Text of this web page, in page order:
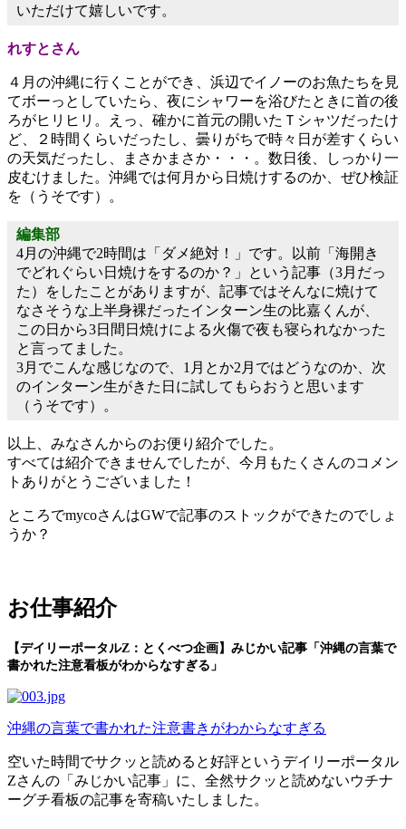
いただけて嬉しいです。
れすとさん
４月の沖縄に行くことができ、浜辺でイノーのお魚たちを見
てボーっとしていたら、夜にシャワーを浴びたときに首の後
ろがヒリヒリ。えっ、確かに首元の開いたＴシャツだったけ
ど、２時間くらいだったし、曇りがちで時々日が差すくらい
の天気だったし、まさかまさか・・・。数日後、しっかり一
皮むけました。沖縄では何月から日焼けするのか、ぜひ検証
を（うそです）。
編集部
4月の沖縄で2時間は「ダメ絶対！」です。以前「海開き
でどれぐらい日焼けをするのか？」という記事（3月だっ
た）をしたことがありますが、記事ではそんなに焼けて
なさそうな上半身裸だったインターン生の比嘉くんが、
この日から3日間日焼けによる火傷で夜も寝られなかった
と言ってました。
3月でこんな感じなので、1月とか2月ではどうなのか、次
のインターン生がきた日に試してもらおうと思います
（うそです）。
以上、みなさんからのお便り紹介でした。
すべては紹介できませんでしたが、今月もたくさんのコメン
トありがとうございました！
ところでmycoさんはGWで記事のストックができたのでしょ
うか？
お仕事紹介
【デイリーポータルZ：とくべつ企画】みじかい記事「沖縄の言葉で
書かれた注意看板がわからなすぎる」
沖縄の言葉で書かれた注意書きがわからなすぎる
空いた時間でサクッと読めると好評というデイリーポータル
Zさんの「みじかい記事」に、全然サクッと読めないウチナ
ーグチ看板の記事を寄稿いたしました。